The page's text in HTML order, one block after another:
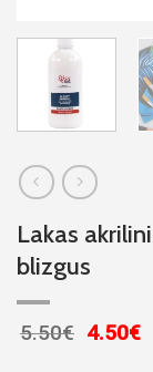
Lakas
blizgus
5.50€ Original
4.50€